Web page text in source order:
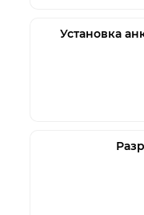
Установка